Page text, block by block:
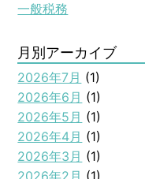
一般税務
月別アーカイブ
2026年7月 (1)
2026年6月 (1)
2026年5月 (1)
2026年4月 (1)
2026年3月 (1)
2026年2月 (1)